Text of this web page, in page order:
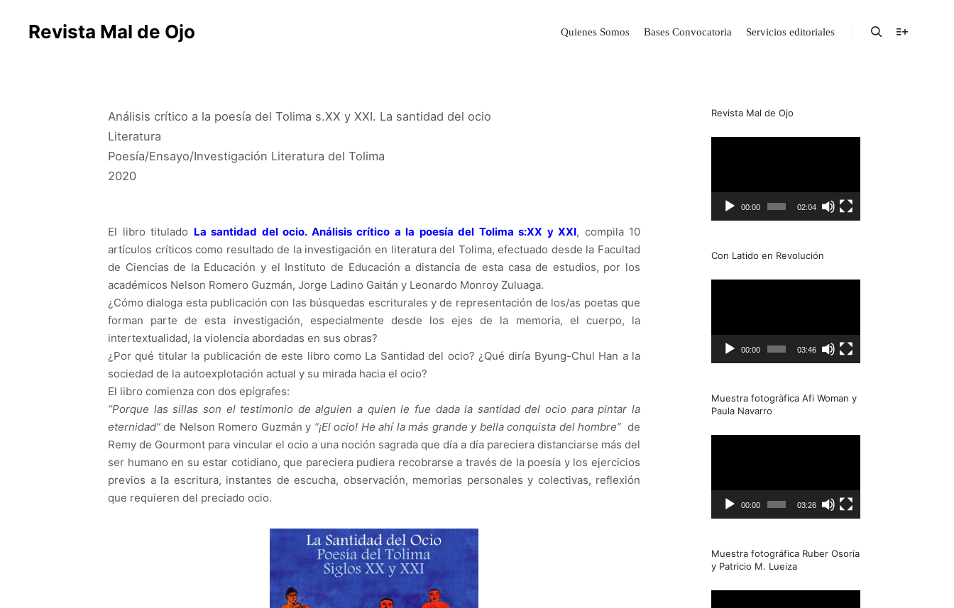
Revista Mal de Ojo Quienes Somos Bases Convocatoria Servicios editoriales
Análisis crítico a la poesía del Tolima s.XX y XXI. La santidad del ocio
Literatura
Poesía/Ensayo/Investigación Literatura del Tolima
2020
El libro titulado La santidad del ocio. Análisis crítico a la poesía del Tolima s:XX y XXI, compila 10
artículos críticos como resultado de la investigación en literatura del Tolima, efectuado desde la Facultad
de Ciencias de la Educación y el Instituto de Educación a distancia de esta casa de estudios, por los
académicos Nelson Romero Guzmán, Jorge Ladino Gaitán y Leonardo Monroy Zuluaga.
¿Cómo dialoga esta publicación con las búsquedas escriturales y de representación de los/as poetas que
forman parte de esta investigación, especialmente desde los ejes de la memoria, el cuerpo, la
intertextualidad, la violencia abordadas en sus obras?
¿Por qué titular la publicación de este libro como La Santidad del ocio? ¿Qué diría Byung-Chul Han a la
sociedad de la autoexplotación actual y su mirada hacia el ocio?
El libro comienza con dos epígrafes:
“Porque las sillas son el testimonio de alguien a quien le fue dada la santidad del ocio para pintar la
eternidad” de Nelson Romero Guzmán y “¡El ocio! He ahí la más grande y bella conquista del hombre” de
Remy de Gourmont para vincular el ocio a una noción sagrada que día a día pareciera distanciarse más del
ser humano en su estar cotidiano, que pareciera pudiera recobrarse a través de la poesía y los ejercicios
previos a la escritura, instantes de escucha, observación, memorias personales y colectivas, reflexión
que requieren del preciado ocio.
Revista Mal de Ojo
00:00 02:04
Con Latido en Revolución
00:00 03:46
Muestra fotogràfica Afi Woman y
Paula Navarro
00:00 03:26
Muestra fotográfica Ruber Osoria
y Patricio M. Lueiza